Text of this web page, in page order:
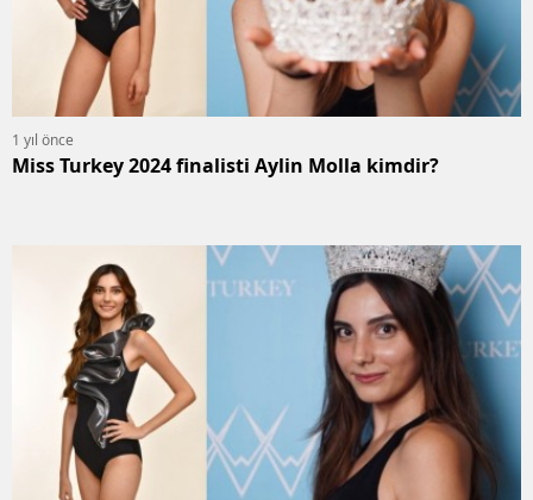
1 yıl önce
Miss Turkey 2024 finalisti Aylin Molla kimdir?